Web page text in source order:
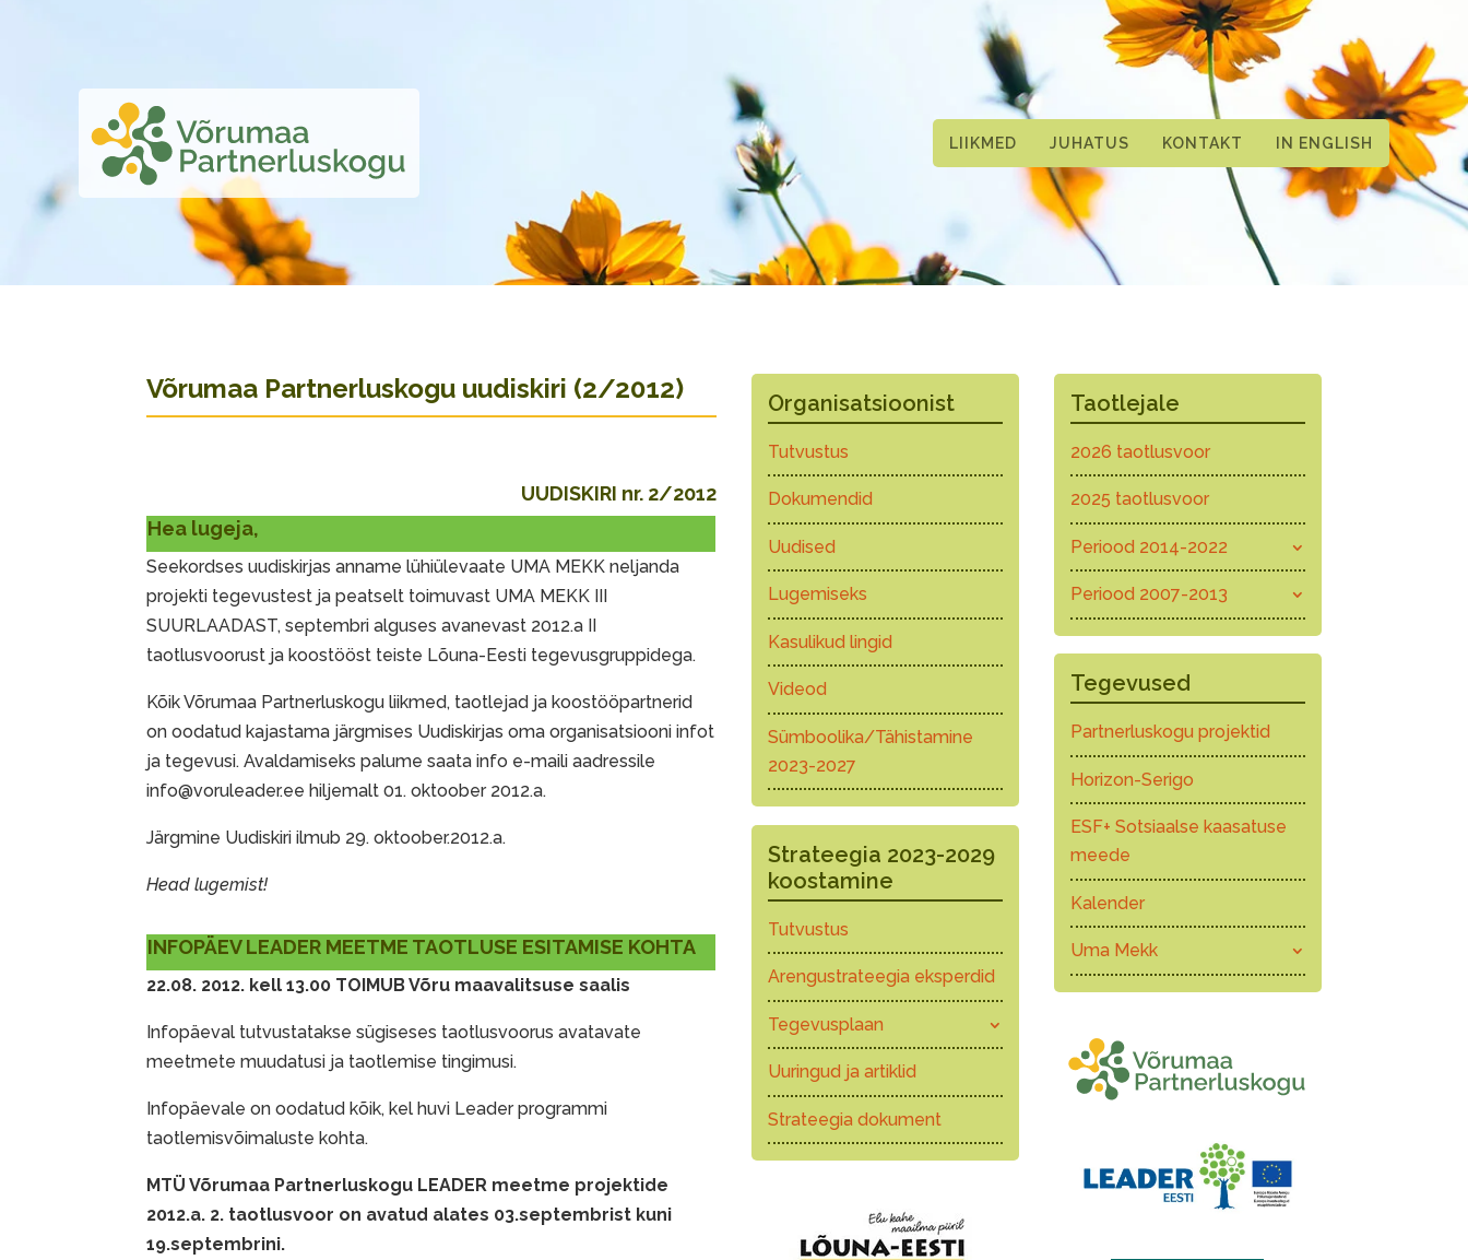
LIIKMED JUHATUS KONTAKT IN ENGLISH
Võrumaa Partnerluskogu uudiskiri (2/2012)
UUDISKIRI nr. 2/2012
Hea lugeja,
Seekordses uudiskirjas anname lühiülevaate UMA MEKK neljanda
projekti tegevustest ja peatselt toimuvast UMA MEKK III
SUURLAADAST, septembri alguses avanevast 2012.a II
taotlusvoorust ja koostööst teiste Lõuna-Eesti tegevusgruppidega.
Kõik Võrumaa Partnerluskogu liikmed, taotlejad ja koostööpartnerid
on oodatud kajastama järgmises Uudiskirjas oma organisatsiooni infot
ja tegevusi. Avaldamiseks palume saata info e-maili aadressile
info@voruleader.ee hiljemalt 01. oktoober 2012.a.
Järgmine Uudiskiri ilmub 29. oktoober.2012.a.
Head lugemist!
INFOPÄEV LEADER MEETME TAOTLUSE ESITAMISE KOHTA
22.08. 2012. kell 13.00 TOIMUB Võru maavalitsuse saalis
Infopäeval tutvustatakse sügiseses taotlusvoorus avatavate
meetmete muudatusi ja taotlemise tingimusi.
Infopäevale on oodatud kõik, kel huvi Leader programmi
taotlemisvõimaluste kohta.
MTÜ Võrumaa Partnerluskogu LEADER meetme projektide
2012.a. 2. taotlusvoor on avatud alates 03.septembrist kuni
19.septembrini.
Organisatsioonist
Tutvustus
Dokumendid
Uudised
Lugemiseks
Kasulikud lingid
Videod
Sümboolika/Tähistamine
2023-2027
Strateegia 2023-2029
koostamine
Tutvustus
Arengustrateegia eksperdid
Tegevusplaan
Uuringud ja artiklid
Strateegia dokument
Taotlejale
2026 taotlusvoor
2025 taotlusvoor
Periood 2014-2022
Periood 2007-2013
Tegevused
Partnerluskogu projektid
Horizon-Serigo
ESF+ Sotsiaalse kaasatuse
meede
Kalender
Uma Mekk